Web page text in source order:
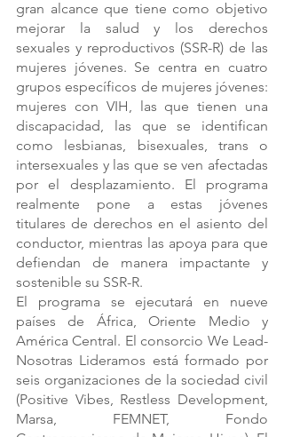
gran alcance que tiene como objetivo
mejorar la salud y los derechos
sexuales y reproductivos (SSR-R) de las
mujeres jóvenes. Se centra en cuatro
grupos específicos de mujeres jóvenes:
mujeres con VIH, las que tienen una
discapacidad, las que se identifican
como lesbianas, bisexuales, trans o
intersexuales y las que se ven afectadas
por el desplazamiento. El programa
realmente pone a estas jóvenes
titulares de derechos en el asiento del
conductor, mientras las apoya para que
defiendan de manera impactante y
sostenible su SSR-R.
El programa se ejecutará en nueve
países de África, Oriente Medio y
América Central. El consorcio We Lead-
Nosotras Lideramos está formado por
seis organizaciones de la sociedad civil
(Positive Vibes, Restless Development,
Marsa, FEMNET, Fondo